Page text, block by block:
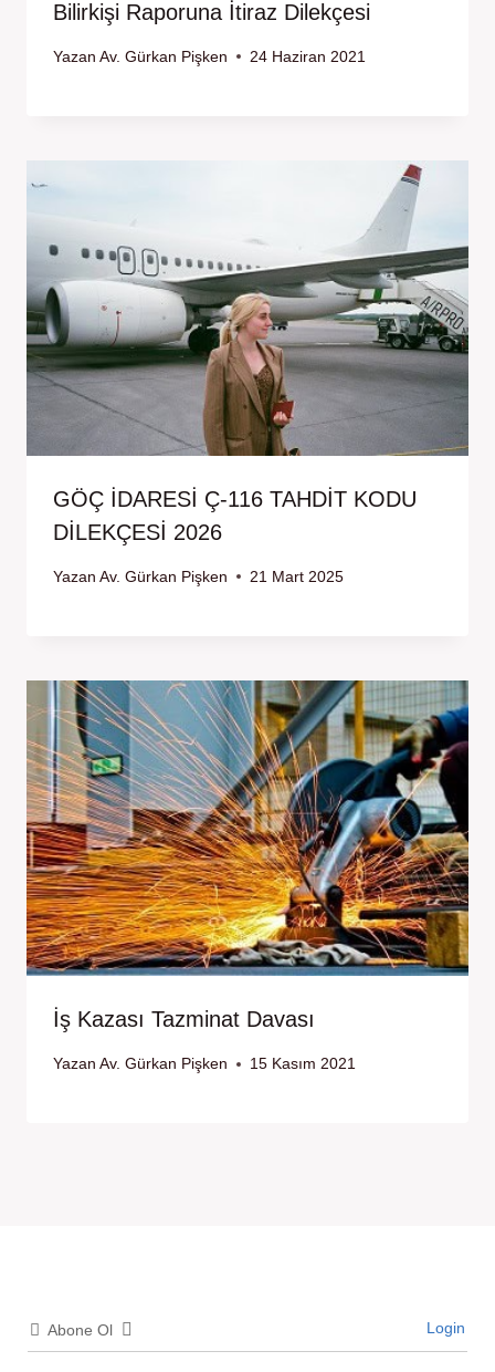
Bilirkişi Raporuna İtiraz Dilekçesi
Yazan Av. Gürkan Pişken 24 Haziran 2021
GÖÇ İDARESİ Ç-116 TAHDİT KODU
DİLEKÇESİ 2026
Yazan Av. Gürkan Pişken 21 Mart 2025
İş Kazası Tazminat Davası
Yazan Av. Gürkan Pişken 15 Kasım 2021
Abone Ol Login